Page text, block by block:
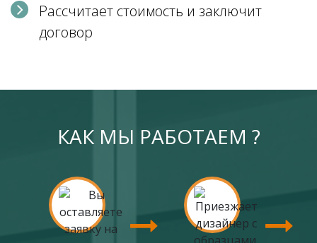
Рассчитает стоимость и заключит
договор
КАК МЫ РАБОТАЕМ ?